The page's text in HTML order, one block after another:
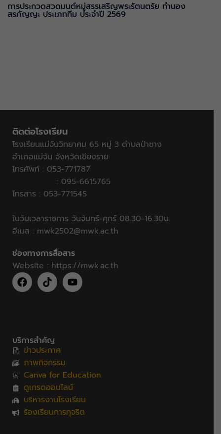
การประกวดสวดมนต์หมู่สรรเสริญพระรัตนตรัย ทำนอง
สรภัญญะ ประเภททีม ประจำปี 2569
ติดต่อโรงเรียน
โรงเรียนแม่จันวิทยาคม 65 หมู่ 3 ตำบลป่าซาง
อำเภอแม่จัน จังหวัดเชียงราย
โทรศัพท์ : 053-771787
: 095-6615765
โทรสาร : 053-771545
ในวันเวลาราชการ วันจันทร์-ศุกร์ 08.30-16.30น.
อีเมล : mwk2502@mwk.ac.th
ช่องทางการสื่อสาร
Website : https://mwk.ac.th
บริการสำคัญ
ข่าวประกาศ
ภาพกิจกรรม
Canva for Education
ดูเกรดออนไลน์
บริหารงานโรงเรียน
ร้องเรียนการทุจริต